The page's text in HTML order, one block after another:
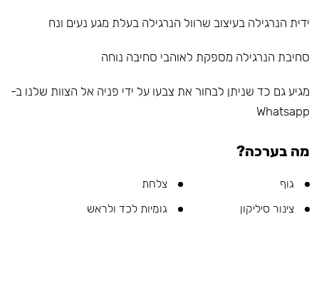
ידית הנרגילה בעיצוב שרוול הנרגילה בעלת מגע נעים ונח
סחיבת הנרגילה מספקת לאוהבי סחיבה נוחה
מגיע גם כד שניתן לבחור את צבעו על ידי פניה אל הצוות שלנו ב-
Whatsapp
מה בערכה?
גוף
צלחת
צינור סיליקון
גומיות לכד ולראש